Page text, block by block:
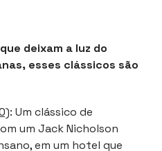
deixam a luz do
esses clássicos são
: Um clássico de
um Jack Nicholson
em um hotel que